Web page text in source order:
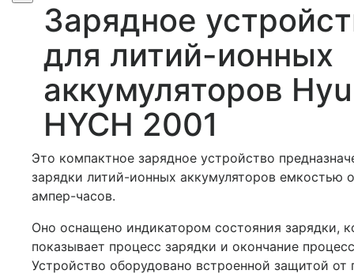
Зарядное
для литий-ионных
аккумуляторов
HYCH 2001
Это компактное зарядное устройство
зарядки литий-ионных аккумуляторов емкостью
ампер-часов.
Оно оснащено индикатором состояния зарядки,
показывает процесс зарядки и окончание
Устройство оборудовано встроенной защитой от